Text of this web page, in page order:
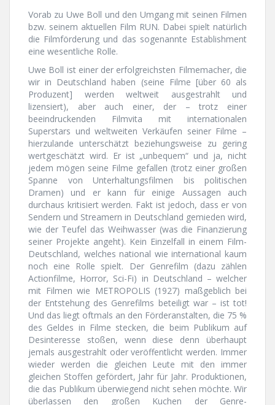
Vorab zu Uwe Boll und den Umgang mit seinen Filmen
bzw. seinem aktuellen Film RUN. Dabei spielt natürlich
die Filmförderung und das sogenannte Establishment
eine wesentliche Rolle.
Uwe Boll ist einer der erfolgreichsten Filmemacher, die
wir in Deutschland haben (seine Filme [über 60 als
Produzent] werden weltweit ausgestrahlt und
lizensiert), aber auch einer, der – trotz einer
beeindruckenden Filmvita mit internationalen
Superstars und weltweiten Verkäufen seiner Filme –
hierzulande unterschätzt beziehungsweise zu gering
wertgeschätzt wird. Er ist „unbequem“ und ja, nicht
jedem mögen seine Filme gefallen (trotz einer großen
Spanne von Unterhaltungsfilmen bis politischen
Dramen) und er kann für einige Aussagen auch
durchaus kritisiert werden. Fakt ist jedoch, dass er von
Sendern und Streamern in Deutschland gemieden wird,
wie der Teufel das Weihwasser (was die Finanzierung
seiner Projekte angeht). Kein Einzelfall in einem Film-
Deutschland, welches national wie international kaum
noch eine Rolle spielt. Der Genrefilm (dazu zählen
Actionfilme, Horror, Sci-Fi) in Deutschland – welcher
mit Filmen wie METROPOLIS (1927) maßgeblich bei
der Entstehung des Genrefilms beteiligt war – ist tot!
Und das liegt oftmals an den Förderanstalten, die 75 %
des Geldes in Filme stecken, die beim Publikum auf
Desinteresse stoßen, wenn diese denn überhaupt
jemals ausgestrahlt oder veröffentlicht werden. Immer
wieder werden die gleichen Leute mit den immer
gleichen Stoffen gefördert, Jahr für Jahr. Produktionen,
die das Publikum überwiegend nicht sehen möchte. Wir
überlassen den großen Kuchen der Genre-